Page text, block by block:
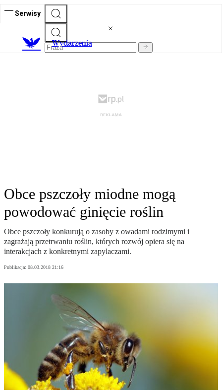
Serwisy
Wydarzenia
Obce pszczoły miodne mogą
powodować ginięcie roślin
Obce pszczoły konkurują o zasoby z owadami rodzimymi i
zagrażają przetrwaniu roślin, których rozwój opiera się na
interakcjach z konkretnymi zapylaczami.
Publikacja: 08.03.2018 21:16